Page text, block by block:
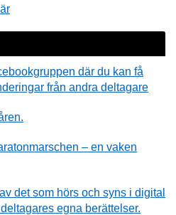
där du kan få
från andra deltagare
– en vaken
det som hörs och syns i digital
egna berättelser.